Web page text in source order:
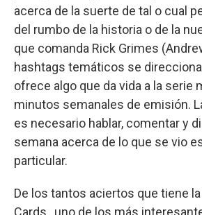
acerca de la suerte de tal o cual
del rumbo de la historia o de la
que comanda Rick Grimes
hashtags temáticos se
ofrece algo que da vida a la serie
minutos semanales de emisión.
es necesario hablar, comentar y
semana acerca de lo que se vio
particular.
De los tantos aciertos que tiene
Cards , uno de los más